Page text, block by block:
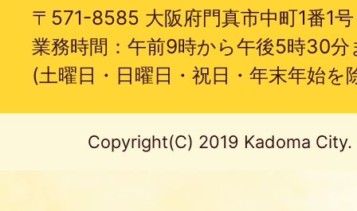
〒571-8585 大阪府門真市中町1番1号
業務時間：午前9時から午後5時30分
(土曜日・日曜日・祝日・年末年始を
Copyright(C) 2019 Kadoma